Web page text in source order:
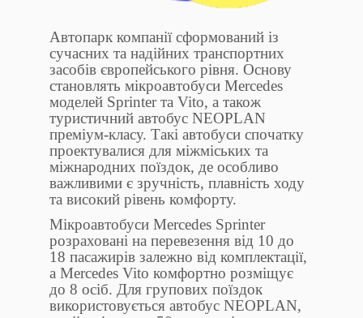
Автопарк компанії сформований із
сучасних та надійних транспортних
засобів європейського рівня. Основу
становлять мікроавтобуси Mercedes
моделей Sprinter та Vito, а також
туристичний автобус NEOPLAN
преміум-класу. Такі автобуси спочатку
проектувалися для міжміських та
міжнародних поїздок, де особливо
важливими є зручність, плавність ходу
та високий рівень комфорту.
Мікроавтобуси Mercedes Sprinter
розраховані на перевезення від 10 до
18 пасажирів залежно від комплектації,
а Mercedes Vito комфортно розміщує
до 8 осіб. Для групових поїздок
використовується автобус NEOPLAN,